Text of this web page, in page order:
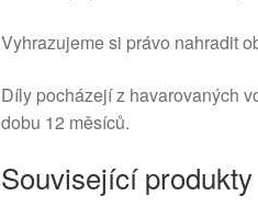
Vyhrazujeme si právo nahradit
Díly pocházejí z havarovaných
dobu 12 měsíců.
Související produkty